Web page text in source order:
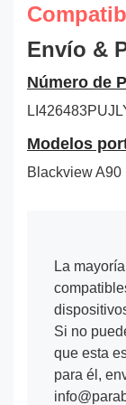
Envío &
Número de
Modelos
Blackview A90
La
Si no
que esta
para él,